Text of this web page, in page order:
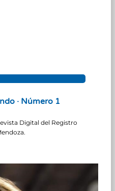
· Número 1
Digital del Registro